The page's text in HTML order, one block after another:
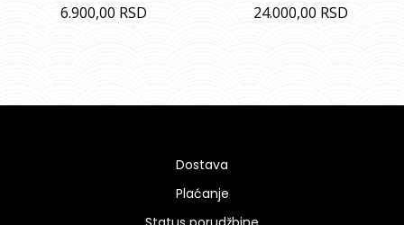
6.900,00 RSD 24.000,00 RSD
Dostava
Plaćanje